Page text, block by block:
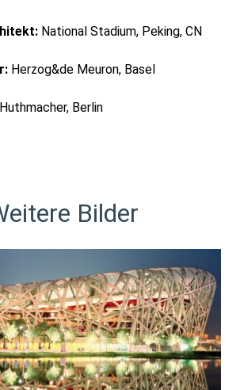
National Stadium, Peking, CN
Herzog&de Meuron, Basel
Berlin
Bilder